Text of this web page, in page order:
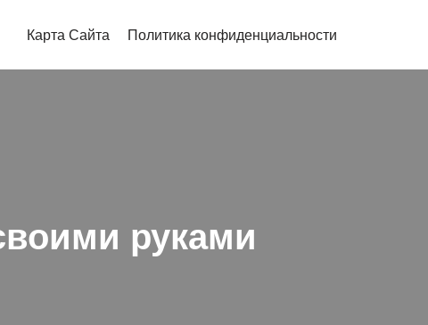
Карта Сайта Политика конфиденциальности
руками